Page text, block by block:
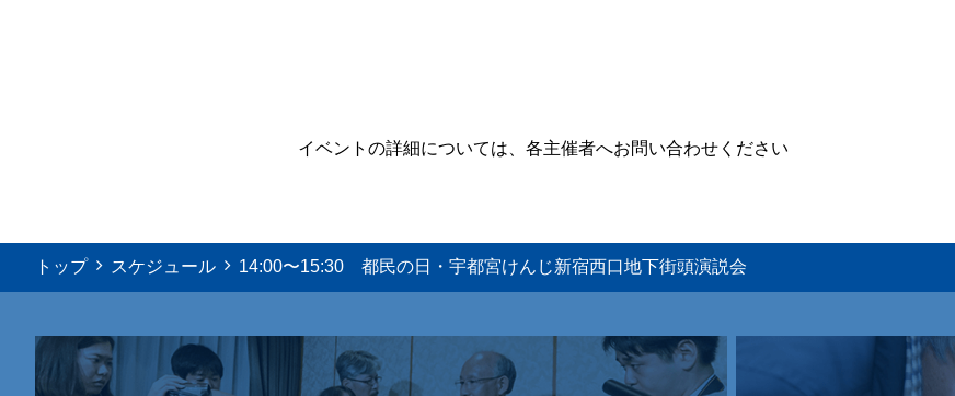
イベントの詳細については、各主催者へお問い合わせください
トップ スケジュール 14:00〜15:30 都民の日・宇都宮けんじ新宿西口地下街頭演説会